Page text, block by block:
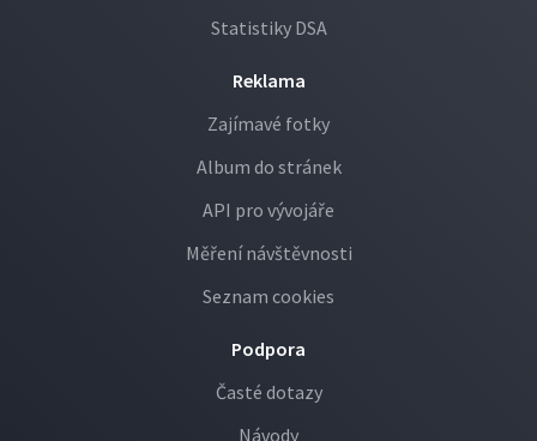
Statistiky DSA
Reklama
Zajímavé fotky
Album do stránek
API pro vývojáře
Měření návštěvnosti
Seznam cookies
Podpora
Časté dotazy
Návody